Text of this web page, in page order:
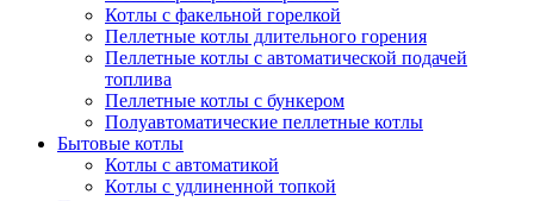
Котлы с факельной горелкой
Пеллетные котлы длительного горения
Пеллетные котлы с автоматической подачей
топлива
Пеллетные котлы с бункером
Полуавтоматические пеллетные котлы
Бытовые котлы
Котлы с автоматикой
Котлы с удлиненной топкой